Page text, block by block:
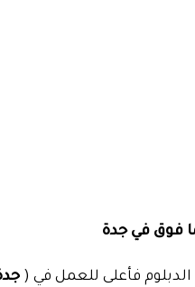
فوق في جدة
فأعلى للعمل في (